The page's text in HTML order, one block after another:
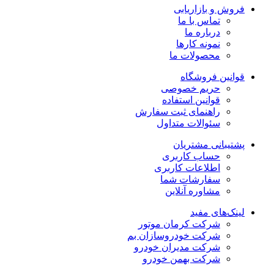
فروش و بازاریابی
تماس با ما
درباره ما
نمونه کارها
محصولات ما
قوانین فروشگاه
حریم خصوصی
قوانین استفاده
راهنمای ثبت سفارش
سئوالات متداول
پشتیبانی مشتریان
حساب کاربری
اطلاعات کاربری
سفارشات شما
مشاوره آنلاین
لینک‌های مفید
شرکت کرمان موتور
شرکت خودروسازان بم
شرکت مدیران خودرو
شرکت بهمن خودرو